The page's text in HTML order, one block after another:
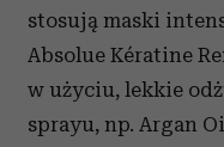
stosują maski
Absolue Kératine
w użyciu, lekkie
sprayu, np. Argan